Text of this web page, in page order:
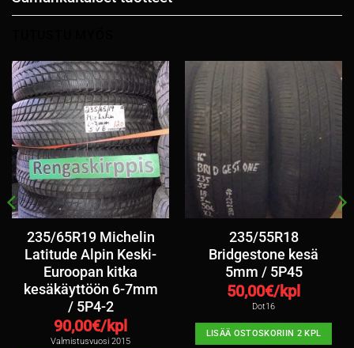
235/65R19 Michelin
Latitude Alpin Keski-
Euroopan kitka
kesäkäyttöön 6-7mm
/ 5P4-2
90,00€/kpl
Valmistusvuosi 2015
235/55R18
Bridgestone kesä
5mm / 5P45
50,00€/kpl
Dot16
LISÄÄ OSTOSKORIIN 2 KPL